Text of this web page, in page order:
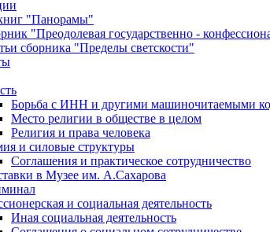
"Панорамы"
"Преодолевая государственно -
сборника "Пределы светскости"
Борьба с ИНН и другими машиночитаемыми
Место религии в обществе в целом
Религия и права человека
и силовые структуры
Соглашения и практическое сотрудничество
в Музее им. А.Сахарова
и социальная деятельность
Иная социальная деятельность